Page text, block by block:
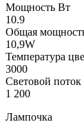
Мощность Вт
10.9
Общая
10,9W
Температура
3000
Световой
1 200
Лампочка